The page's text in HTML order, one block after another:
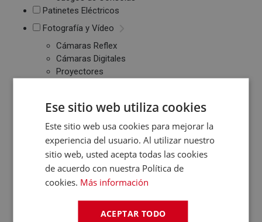
Patinetes Eléctricos
Fotografía y Vídeo
Cámaras Reflex
Cámaras Digitales
Proyectores
Reproductores MP3
/ MP4 / MP5
Auriculares
Altavoces
Radios CD / FM
Despertadores
Inalambricos
Ese sitio web utiliza cookies
Este sitio web usa cookies para mejorar la
experiencia del usuario. Al utilizar nuestro
sitio web, usted acepta todas las cookies
de acuerdo con nuestra Política de
cookies. Más información
ACEPTAR TODO